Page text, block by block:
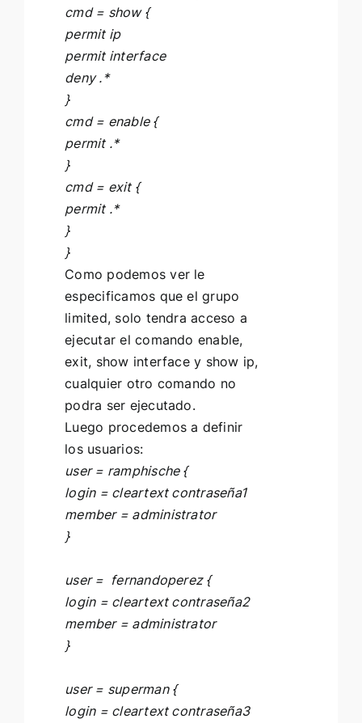
cmd = show {
permit ip
permit interface
deny .*
}
cmd = enable {
permit .*
}
cmd = exit {
permit .*
}
}
Como podemos ver le
especificamos que el grupo
limited, solo tendra acceso a
ejecutar el comando enable,
exit, show interface y show ip,
cualquier otro comando no
podra ser ejecutado.
Luego procedemos a definir
los usuarios:
user = ramphische {
login = cleartext contraseña1
member = administrator
}
user = fernandoperez {
login = cleartext contraseña2
member = administrator
}
user = superman {
login = cleartext contraseña3